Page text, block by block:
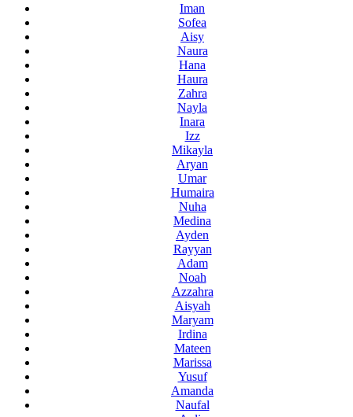
Iman
Sofea
Aisy
Naura
Hana
Haura
Zahra
Nayla
Inara
Izz
Mikayla
Aryan
Umar
Humaira
Nuha
Medina
Ayden
Rayyan
Adam
Noah
Azzahra
Aisyah
Maryam
Irdina
Mateen
Marissa
Yusuf
Amanda
Naufal